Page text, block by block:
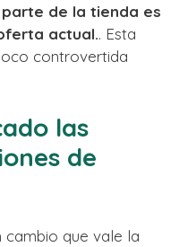
de la tienda es
actual.. Esta
controvertida
las
de
cambio que vale la